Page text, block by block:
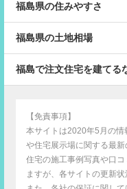
福島県の住みやすさ
福島県の土地相場
福島で注文住宅を建てる
【免責事項】
本サイトは2020年5月の
や住宅展示場に関する最
住宅の施工事例写真や口
ますが、各サイトの更新